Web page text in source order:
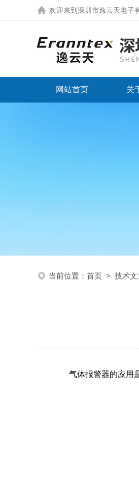
欢迎来到 深圳市逸云天电子
网站首页 关
当前位置： 首页 > 技术文
气体报警器的应用是